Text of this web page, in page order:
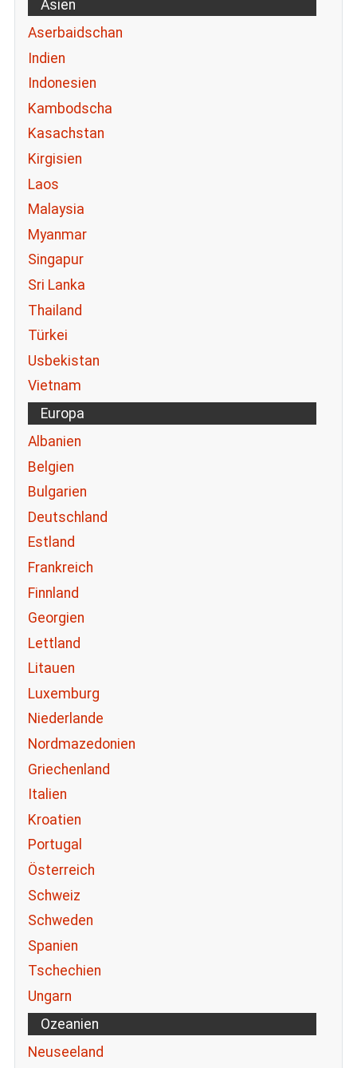
Asien
Aserbaidschan
Indien
Indonesien
Kambodscha
Kasachstan
Kirgisien
Laos
Malaysia
Myanmar
Singapur
Sri Lanka
Thailand
Türkei
Usbekistan
Vietnam
Europa
Albanien
Belgien
Bulgarien
Deutschland
Estland
Frankreich
Finnland
Georgien
Lettland
Litauen
Luxemburg
Niederlande
Nordmazedonien
Griechenland
Italien
Kroatien
Portugal
Österreich
Schweiz
Schweden
Spanien
Tschechien
Ungarn
Ozeanien
Neuseeland